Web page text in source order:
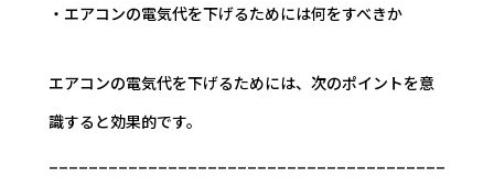
・エアコンの電気代を下げるためには何をすべきか
エアコンの電気代を下げるためには、次のポイントを意
識すると効果的です。